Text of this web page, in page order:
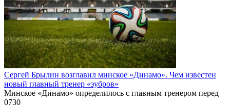
Сергей Брылин возглавил минское «Динамо». Чем известен
новый главный тренер «зубров»
Минское «Динамо» определилось с главным тренером перед
0730